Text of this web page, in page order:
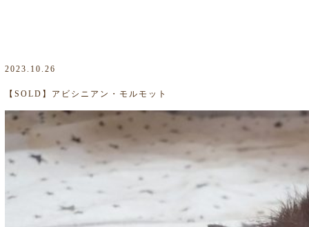
2023.10.26
【SOLD】アビシニアン・モルモット